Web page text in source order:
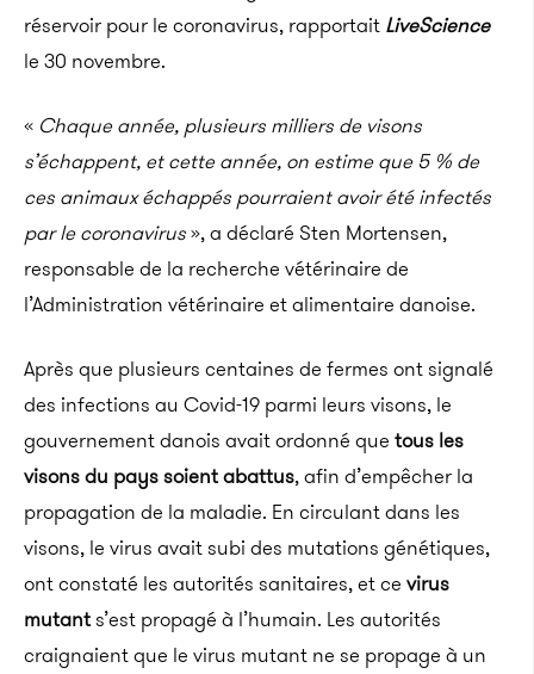
réservoir pour le coronavirus, rapportait LiveScience
le 30 novembre.
« Chaque année, plusieurs milliers de visons
s’échappent, et cette année, on estime que 5 % de
ces animaux échappés pourraient avoir été infectés
par le coronavirus», a déclaré Sten Mortensen,
responsable de la recherche vétérinaire de
l’Administration vétérinaire et alimentaire danoise.
Après que plusieurs centaines de fermes ont signalé
des infections au Covid-19 parmi leurs visons, le
gouvernement danois avait ordonné que tous les
visons du pays soient abattus, afin d’empêcher la
propagation de la maladie. En circulant dans les
visons, le virus avait subi des mutations génétiques,
ont constaté les autorités sanitaires, et ce virus
mutants’est propagé à l’humain. Les autorités
craignaient que le virus mutant ne se propage à un